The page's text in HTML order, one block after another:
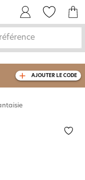
AJOUTER LE CODE